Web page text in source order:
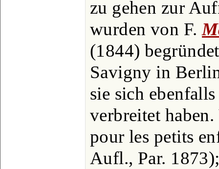
zu gehen zur
wurden von F.
(1844)
Savigny in
sie sich
verbreitet
pour les petits
Aufl., Par.